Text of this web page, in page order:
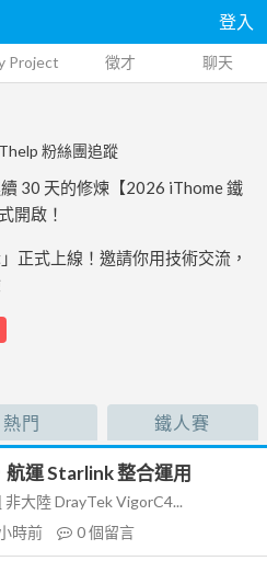
登入
Project 徵才 聊天
粉絲團追蹤
30 天的修煉【2026 iThome 鐵
開啟！
正式上線！邀請你用技術交流，
熱門 鐵人賽
運 Starlink 整合運用
大陸 DrayTek VigorC4...
時前 0個留言